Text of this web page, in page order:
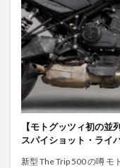
【モトグッツィ初の
スパイショット・ライ
新型 The Trip 500 の噂